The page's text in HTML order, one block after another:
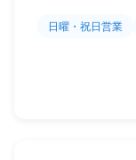
日曜・祝日営業